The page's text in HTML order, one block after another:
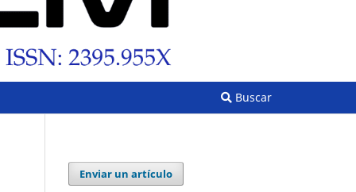
Buscar
Enviar un artículo